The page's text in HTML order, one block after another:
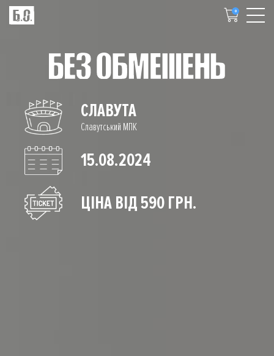
0
СЛАВУТА
Славутський МПК
15.08.2024
ЦІНА ВІД 590 ГРН.